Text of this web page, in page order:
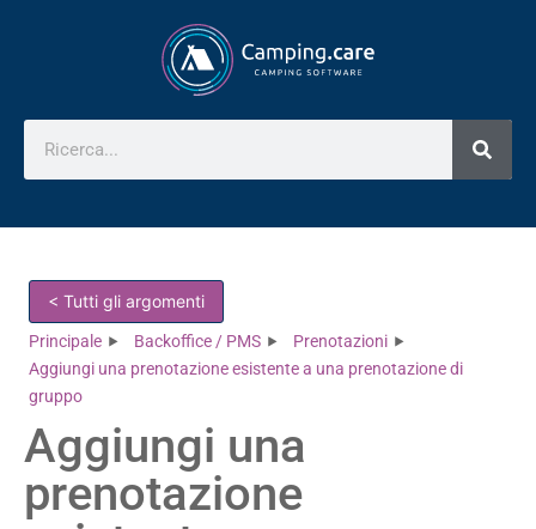
< Tutti gli argomenti
Principale Backoffice / PMS
Prenotazioni
Aggiungi una prenotazione esistente a una prenotazione di
gruppo
Aggiungi una
prenotazione